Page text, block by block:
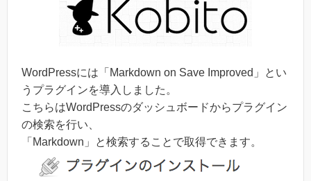
WordPressには「Markdown on Save Improved」とい
うプラグインを導入しました。
こちらはWordPressのダッシュボードからプラグイン
の検索を行い、
「Markdown」と検索することで取得できます。